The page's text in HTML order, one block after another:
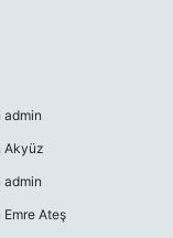
admin
Akyüz
admin
Emre Ateş